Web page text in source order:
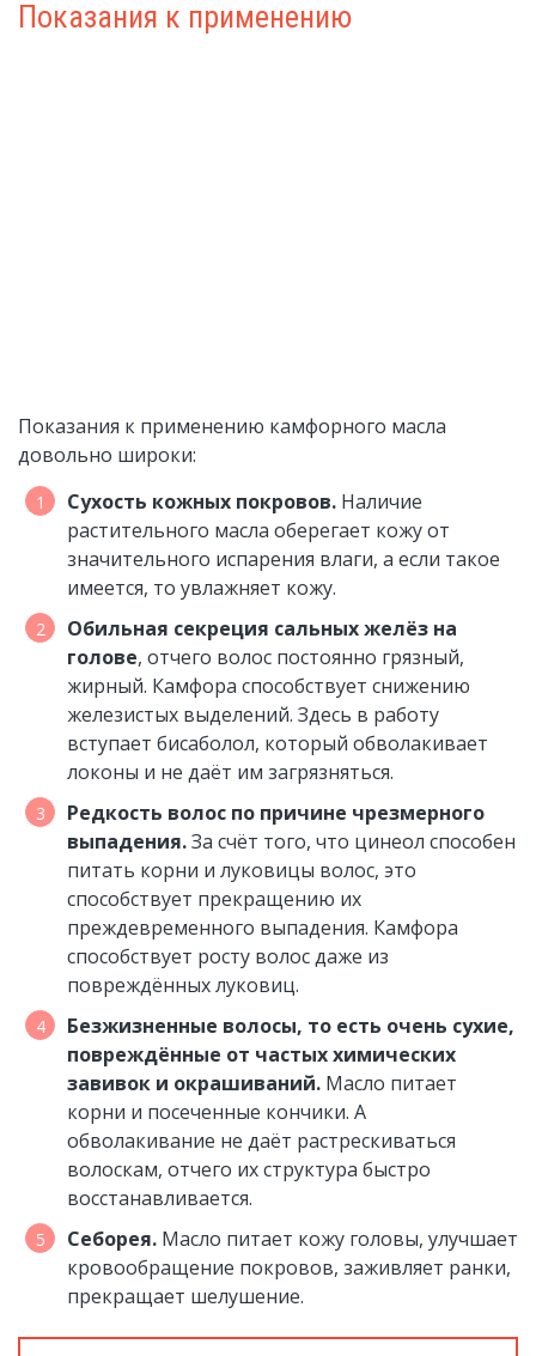
Показания к применению
Показания к применению камфорного масла
довольно широки:
Сухость кожных покровов. Наличие
растительного масла оберегает кожу от
значительного испарения влаги, а если такое
имеется, то увлажняет кожу.
Обильная секреция сальных желёз на
голове, отчего волос постоянно грязный,
жирный. Камфора способствует снижению
железистых выделений. Здесь в работу
вступает бисаболол, который обволакивает
локоны и не даёт им загрязняться.
Редкость волос по причине чрезмерного
выпадения.За счёт того, что цинеол способен
питать корни и луковицы волос, это
способствует прекращению их
преждевременного выпадения. Камфора
способствует росту волос даже из
повреждённых луковиц.
Безжизненные волосы, то есть очень сухие,
повреждённые от частых химических
завивок и окрашиваний. Масло питает
корни и посеченные кончики. А
обволакивание не даёт растрескиваться
волоскам, отчего их структура быстро
восстанавливается.
Себорея. Масло питает кожу головы, улучшает
кровообращение покровов, заживляет ранки,
прекращает шелушение.